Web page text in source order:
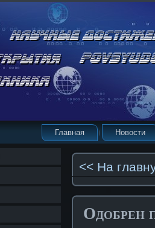
Главная Новости
<< На
Одобрен